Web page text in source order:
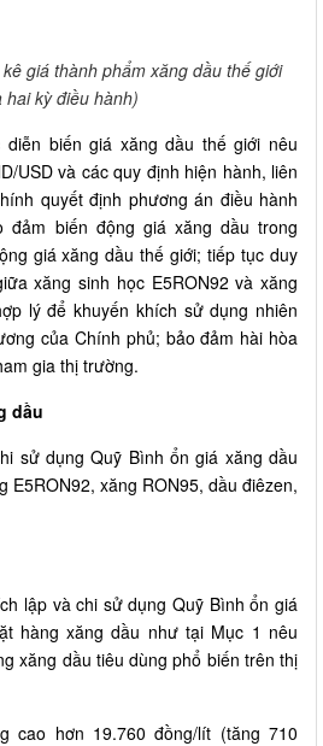
giá thành phẩm xăng dầu thế giới
hai kỳ điều hành)
diễn biến giá xăng dầu thế giới nêu
USD và các quy định hiện hành, liên
quyết định phương án điều hành
đảm biến động giá xăng dầu trong
giá xăng dầu thế giới; tiếp tục duy
xăng sinh học E5RON92 và xăng
lý để khuyến khích sử dụng nhiên
của Chính phủ; bảo đảm hài hòa
gia thị trường.
dầu
sử dụng Quỹ Bình ổn giá xăng dầu
E5RON92, xăng RON95, dầu điêzen,
lập và chi sử dụng Quỹ Bình ổn giá
hàng xăng dầu như tại Mục 1 nêu
xăng dầu tiêu dùng phổ biến trên thị
cao hơn 19.760 đồng/lít (tăng 710